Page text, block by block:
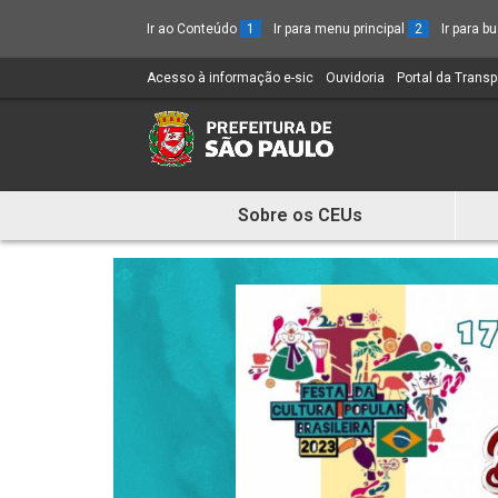
Ir ao Conteúdo 1 Ir para menu principal 2 Ir para
Acesso à informação e-sic (Link
um
novo
Ouvidoria (Link
Portal da
e
Sobre os CEUs